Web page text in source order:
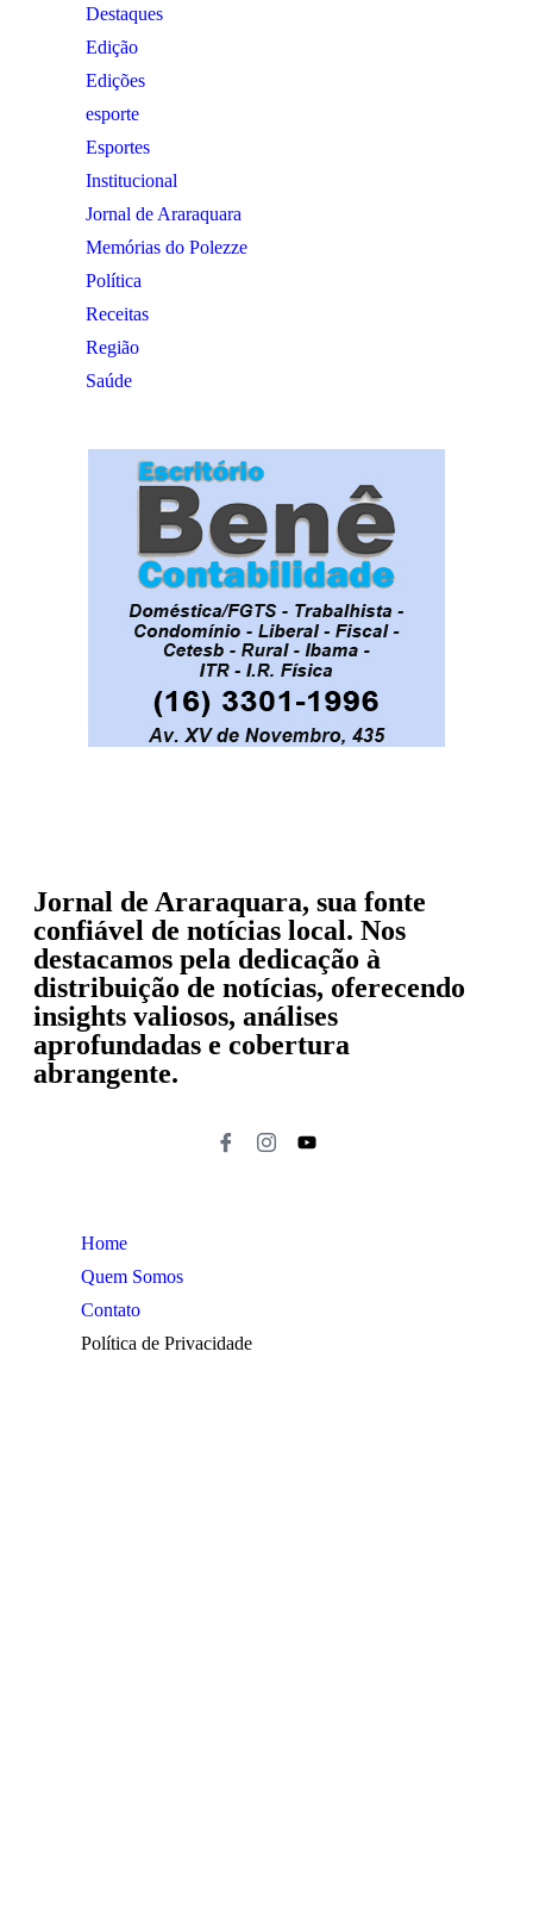
Destaques
Edição
Edições
esporte
Esportes
Institucional
Jornal de Araraquara
Memórias do Polezze
Política
Receitas
Região
Saúde
Jornal de Araraquara, sua fonte
confiável de notícias local. Nos
destacamos pela dedicação à
distribuição de notícias, oferecendo
insights valiosos, análises
aprofundadas e cobertura
abrangente.
Home
Quem Somos
Contato
Política de Privacidade